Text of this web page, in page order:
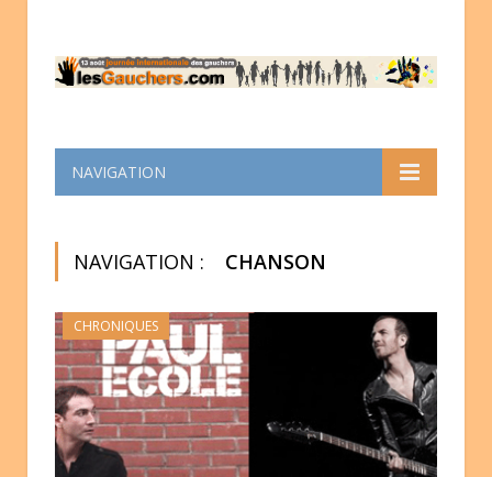
NAVIGATION
NAVIGATION : CHANSON
CHRONIQUES